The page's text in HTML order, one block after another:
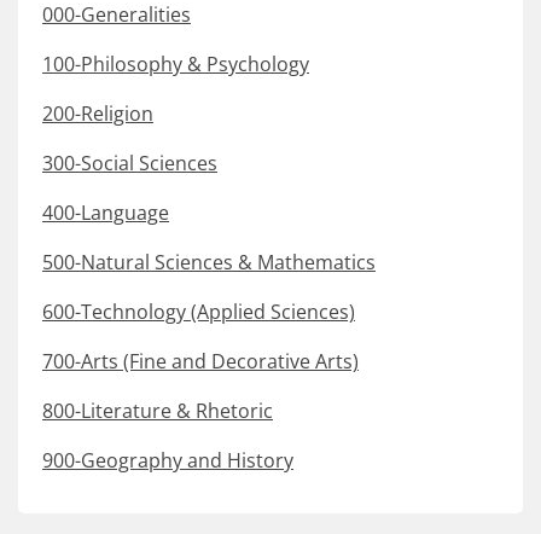
000-Generalities
100-Philosophy & Psychology
200-Religion
300-Social Sciences
400-Language
500-Natural Sciences & Mathematics
600-Technology (Applied Sciences)
700-Arts (Fine and Decorative Arts)
800-Literature & Rhetoric
900-Geography and History